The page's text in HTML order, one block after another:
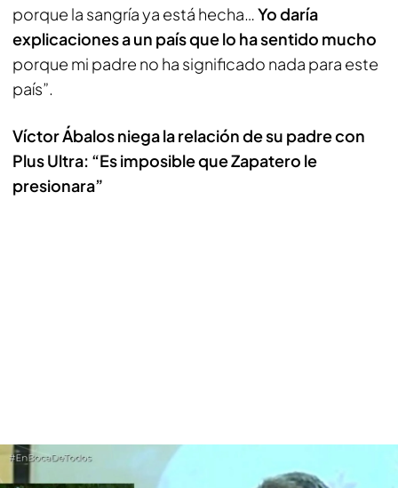
porque la sangría ya está hecha…Yo daría
explicaciones a un país que lo ha sentido mucho
porque mi padre no ha significado nada para este
país”.
Víctor Ábalos niega la relación de su padre con
Plus Ultra: “Es imposible que Zapatero le
presionara”
Víctor Ábalos niega la relación de su padre con Plus Ultra: “Es imposible